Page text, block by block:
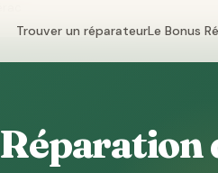
Trouver un réparateurLe Bonus
Réparation